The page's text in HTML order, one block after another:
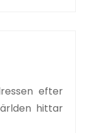
efter
hittar